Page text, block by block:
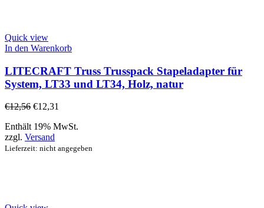
Quick view
In den Warenkorb
LITECRAFT Truss Trusspack Stapeladapter für
System, LT33 und LT34, Holz, natur
€12,56 €12,31
Enthält 19% MwSt.
zzgl. Versand
Lieferzeit: nicht angegeben